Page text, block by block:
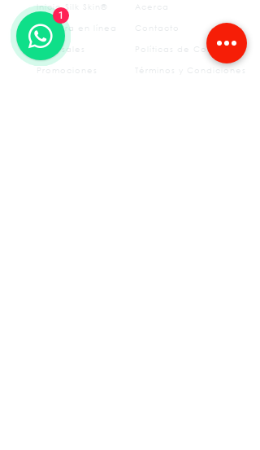
Inicio Silk Skin®
Compra en línea
Sucursales
Promociones
Acerca
Contacto
Políticas de Compra
Términos y Condiciones
1